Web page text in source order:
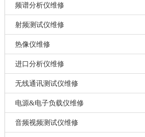
频谱分析仪维修
射频测试仪维修
热像仪维修
进口分析仪维修
无线通讯测试仪维修
电源&电子负载仪维修
音频视频测试仪维修